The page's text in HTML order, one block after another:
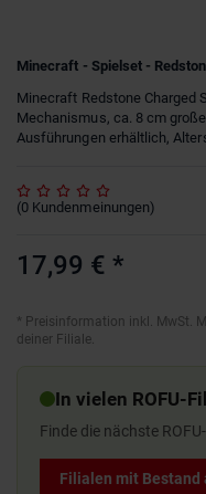
Minecraft - Spielset -
Minecraft Redstone Charged
Mechanismus, ca. 8 cm
Ausführungen erhältlich,
(0 Kundenmeinungen)
17,99 € *
* Preisinformation inkl. MwSt.
deiner Filiale.
In vielen ROFU-
Finde die nächste
Filialen mit Bestand